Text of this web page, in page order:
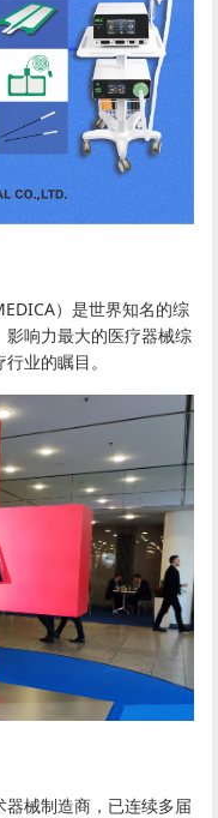
）是世界知名的综
响力最大的医疗器械综
业的瞩目。
械制造商，已连续多届